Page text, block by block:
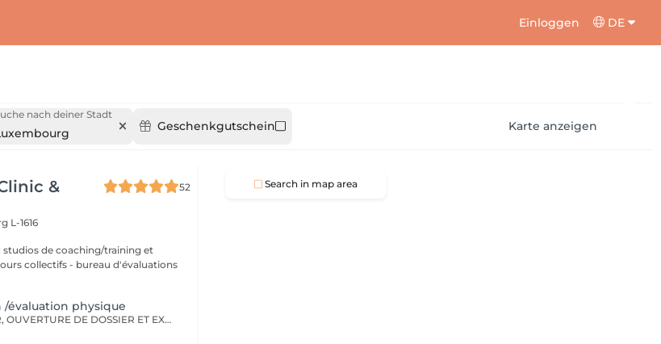
Einloggen DE
nach deiner Stadt
Geschenkgutschein Karte anzeigen
&
52
L-1616
bureau d'évaluations
évaluation physique
- 1ere RDV A PRENDRE POUR, OUVERTURE DE DOSSIER ET EXPLICATIONS/CONSEILS - INSCRIPTION CHEZ LILIANA MENDES CLINIC & COACH - EVALUATION PHYSIQUE ET ANAMENSE - ON PAYE UNE SEULE FOIS!!
Search in map area